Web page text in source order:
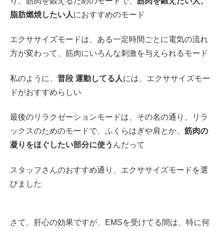
脂肪燃焼したい人におすすめのモード
エクササイズモードは、ある一定時間ごとに電気の流れ
方が変わって、筋肉にいろんな刺激を与えられるモード
私のように、 普段 運動してる人には、エクササイズモー
ドがおすすめらしい
最後のリラクゼーションモードは、その名の通り、リラ
ックスのためのモードで、ふくらはぎや肩とか、 筋肉の
凝りをほぐしたい部分に使う んだって
スタッフさんのおすすめ通り、エクササイズモードを選
びました
さて、肝心の効果ですが、EMSを受けてる間は、特に何